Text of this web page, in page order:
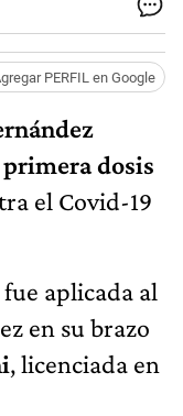
PERFIL en Google
primera dosis
el Covid-19
aplicada al
en su brazo
, licenciada en